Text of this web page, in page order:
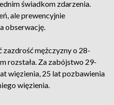
świadkom zdarzenia.
ale prewencyjnie
obserwację.
mężczyzny o 28-
rozstała. Za zabójstwo 29-
więzienia, 25 lat pozbawienia
więzienia.